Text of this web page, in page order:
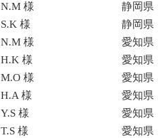
N.M 様
S.K 様
N.M 様
H.K 様
M.O 様
H.A 様
Y.S 様
T.S 様
静岡県
静岡県
愛知県
愛知県
愛知県
愛知県
愛知県
愛知県